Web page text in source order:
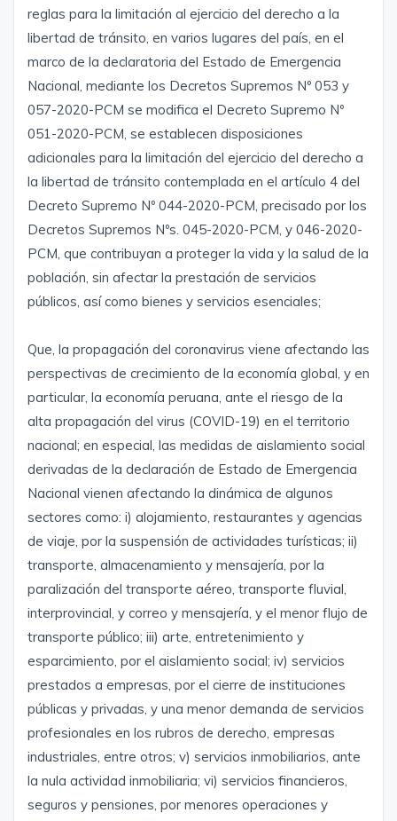
reglas para la limitación al ejercicio del derecho a la
libertad de tránsito, en varios lugares del país, en el
marco de la declaratoria del Estado de Emergencia
Nacional, mediante los Decretos Supremos Nº 053 y
057-2020-PCM se modifica el Decreto Supremo Nº
051-2020-PCM, se establecen disposiciones
adicionales para la limitación del ejercicio del derecho a
la libertad de tránsito contemplada en el artículo 4 del
Decreto Supremo Nº 044-2020-PCM, precisado por los
Decretos Supremos Nºs. 045-2020-PCM, y 046-2020-
PCM, que contribuyan a proteger la vida y la salud de la
población, sin afectar la prestación de servicios
públicos, así como bienes y servicios esenciales;
Que, la propagación del coronavirus viene afectando las
perspectivas de crecimiento de la economía global, y en
particular, la economía peruana, ante el riesgo de la
alta propagación del virus (COVID-19) en el territorio
nacional; en especial, las medidas de aislamiento social
derivadas de la declaración de Estado de Emergencia
Nacional vienen afectando la dinámica de algunos
sectores como: i) alojamiento, restaurantes y agencias
de viaje, por la suspensión de actividades turísticas; ii)
transporte, almacenamiento y mensajería, por la
paralización del transporte aéreo, transporte fluvial,
interprovincial, y correo y mensajería, y el menor flujo de
transporte público; iii) arte, entretenimiento y
esparcimiento, por el aislamiento social; iv) servicios
prestados a empresas, por el cierre de instituciones
públicas y privadas, y una menor demanda de servicios
profesionales en los rubros de derecho, empresas
industriales, entre otros; v) servicios inmobiliarios, ante
la nula actividad inmobiliaria; vi) servicios financieros,
seguros y pensiones, por menores operaciones y